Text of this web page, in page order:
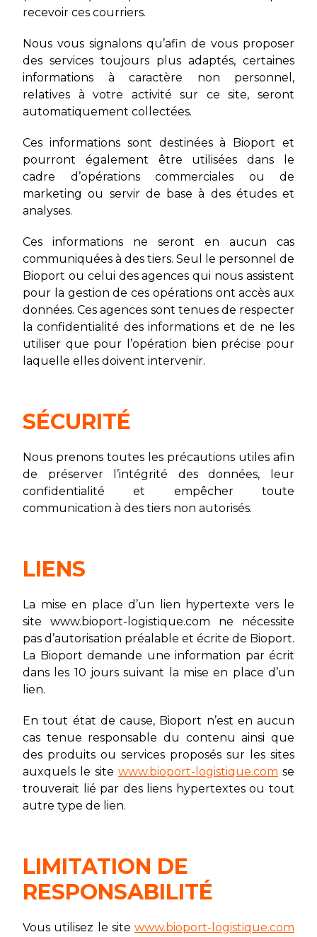
recevoir ces courriers.
Nous vous signalons qu’afin de vous proposer
des services toujours plus adaptés, certaines
informations à caractère non personnel,
relatives à votre activité sur ce site, seront
automatiquement collectées.
Ces informations sont destinées à Bioport et
pourront également être utilisées dans le
cadre d’opérations commerciales ou de
marketing ou servir de base à des études et
analyses.
Ces informations ne seront en aucun cas
communiquées à des tiers. Seul le personnel de
Bioport ou celui des agences qui nous assistent
pour la gestion de ces opérations ont accès aux
données. Ces agences sont tenues de respecter
la confidentialité des informations et de ne les
utiliser que pour l’opération bien précise pour
laquelle elles doivent intervenir.
SÉCURITÉ
Nous prenons toutes les précautions utiles afin
de préserver l’intégrité des données, leur
confidentialité et empêcher toute
communication à des tiers non autorisés.
LIENS
La mise en place d’un lien hypertexte vers le
site www.bioport-logistique.com ne nécessite
pas d’autorisation préalable et écrite de Bioport.
La Bioport demande une information par écrit
dans les 10 jours suivant la mise en place d’un
lien.
En tout état de cause, Bioport n’est en aucun
cas tenue responsable du contenu ainsi que
des produits ou services proposés sur les sites
auxquels le site www.bioport-logistique.com se
trouverait lié par des liens hypertextes ou tout
autre type de lien.
LIMITATION DE
RESPONSABILITÉ
Vous utilisez le site www.bioport-logistique.com